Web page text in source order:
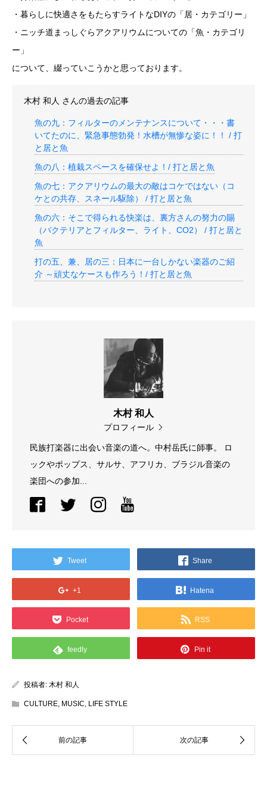
・暮らしに快適さをもたらすライトなDIYの「居・カテゴリー」
・ニッチ道まっしぐらアクアリウムについての「魚・カテゴリ
ー」
について、綴っていこうかと思っております。
木村 和人 さんの過去の記事
魚の九：フィルターのメンテナンスについて・・・書
いてたのに、緊急事態勃発！水槽が無惨な姿に！！ / 打
と居と魚
魚の八：植栽スペースを確保せよ！/ 打と居と魚
魚の七：アクアリウムの最大の敵はコケではない（コ
ケとの共存、スネール駆除） / 打と居と魚
魚の六：そこで得られる快楽は、裏方さんの努力の賜
（バクテリアとフィルター、ライト、CO2） / 打と居と
魚
打の五、兼、居の三：日本に一台しかない楽器のご紹
介 ～頑丈なケースも作ろう！/ 打と居と魚
木村 和人
プロフィール
民族打楽器に出会い音楽の道へ。中村岳氏に師事。 ロ
ックやポップス、サルサ、アフリカ、ブラジル音楽の
楽団への参加...
Tweet Share
+1 Hatena
Pocket RSS
feedly Pin it
投稿者: 木村 和人
CULTURE, MUSIC, LIFE STYLE